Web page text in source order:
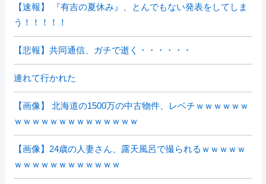
【速報】 『有吉の夏休み』、とんでもない発表をしてしま
う！！！！！
【悲報】共同通信、ガチで逝く・・・・・・
連れて行かれた
【画像】 北海道の1500万の中古物件、レベチｗｗｗｗｗｗ
ｗｗｗｗｗｗｗｗｗｗｗｗｗｗ
【画像】24歳の人妻さん、露天風呂で撮られるｗｗｗｗｗ
ｗｗｗｗｗｗｗｗｗｗｗｗ